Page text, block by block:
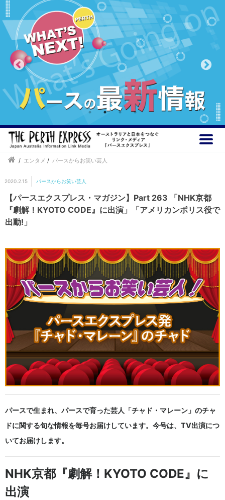
/ エンタメ / パースからお笑い芸人
2020.2.15 パースからお笑い芸人
【パースエクスプレス・マガジン】Part 263 「NHK京都
『劇解！KYOTO CODE』に出演」「アメリカンポリス役で
出動!」
パースで生まれ、パースで育った芸人「チャド・マレーン」のチャ
ドに関する旬な情報を毎号お届けしています。今号は、TV出演につ
いてお届けします。
NHK京都『劇解！KYOTO CODE』に
出演